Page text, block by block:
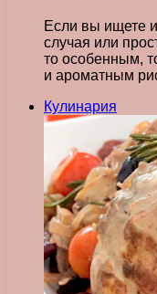
Если вы ищете
случая или
то особенным,
и ароматным
Кулинария